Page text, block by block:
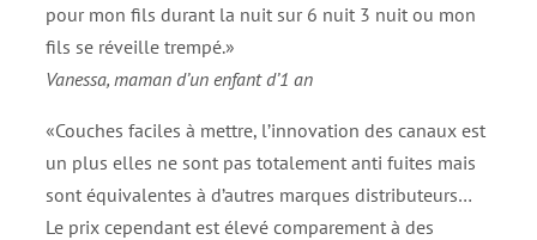
pour mon fils durant la nuit sur 6 nuit 3 nuit ou mon
fils se réveille trempé.»
Vanessa, maman d’un enfant d’1 an
«Couches faciles à mettre, l’innovation des canaux est
un plus elles ne sont pas totalement anti fuites mais
sont équivalentes à d’autres marques distributeurs…
Le prix cependant est élevé comparement à des